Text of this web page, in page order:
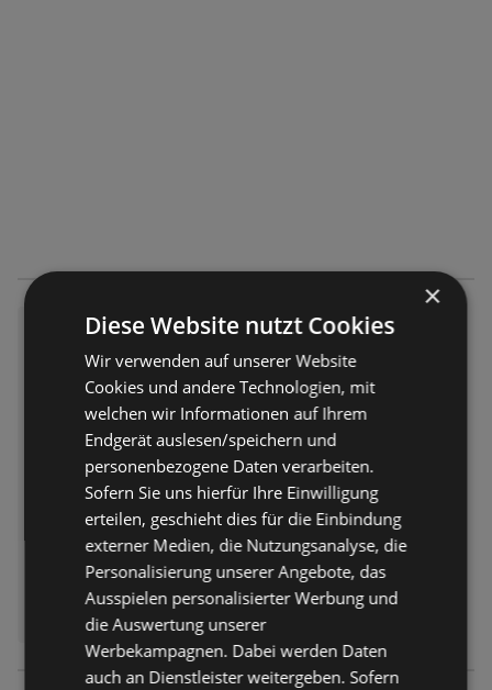
HOFER: Flugblatt
Flugblatt – 52 Seiten
Flugblatt nur gültig bis:
06.08.2026
ERHÄLTLICH BEI:
HOFER
×
Diese Website nutzt Cookies
Wir verwenden auf unserer Website
Cookies und andere Technologien, mit
welchen wir Informationen auf Ihrem
Endgerät auslesen/speichern und
personenbezogene Daten verarbeiten.
Sofern Sie uns hierfür Ihre Einwilligung
erteilen, geschieht dies für die Einbindung
externer Medien, die Nutzungsanalyse, die
Personalisierung unserer Angebote, das
Ausspielen personalisierter Werbung und
die Auswertung unserer
Werbekampagnen. Dabei werden Daten
auch an Dienstleister weitergeben. Sofern